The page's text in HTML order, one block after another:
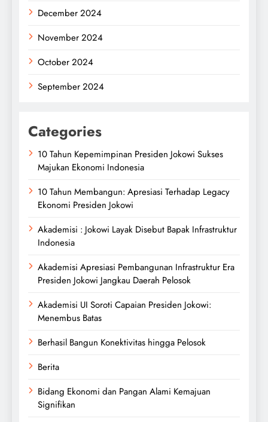
December 2024
November 2024
October 2024
September 2024
Categories
10 Tahun Kepemimpinan Presiden Jokowi Sukses
Majukan Ekonomi Indonesia
10 Tahun Membangun: Apresiasi Terhadap Legacy
Ekonomi Presiden Jokowi
Akademisi : Jokowi Layak Disebut Bapak Infrastruktur
Indonesia
Akademisi Apresiasi Pembangunan Infrastruktur Era
Presiden Jokowi Jangkau Daerah Pelosok
Akademisi UI Soroti Capaian Presiden Jokowi:
Menembus Batas
Berhasil Bangun Konektivitas hingga Pelosok
Berita
Bidang Ekonomi dan Pangan Alami Kemajuan
Signifikan